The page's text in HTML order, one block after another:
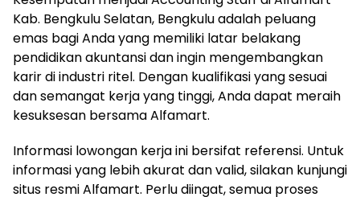
Kab. Bengkulu Selatan, Bengkulu adalah peluang
emas bagi Anda yang memiliki latar belakang
pendidikan akuntansi dan ingin mengembangkan
karir di industri ritel. Dengan kualifikasi yang sesuai
dan semangat kerja yang tinggi, Anda dapat meraih
kesuksesan bersama Alfamart.
Informasi lowongan kerja ini bersifat referensi. Untuk
informasi yang lebih akurat dan valid, silakan kunjungi
situs resmi Alfamart. Perlu diingat, semua proses